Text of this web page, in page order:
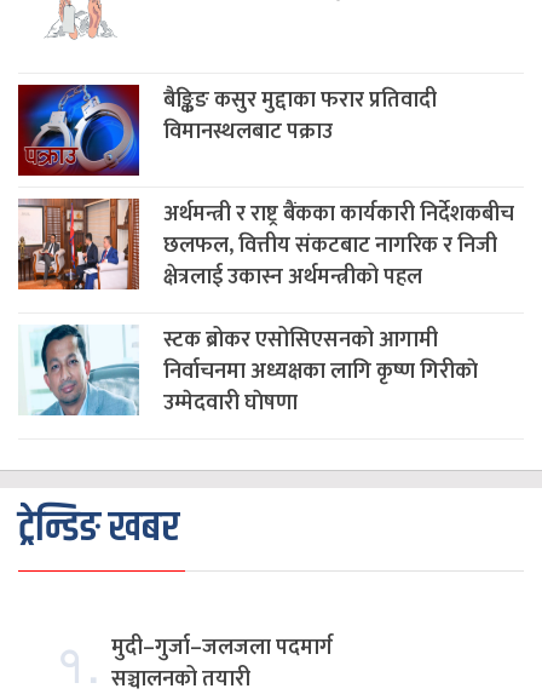
बैङ्किङ कसुर मुद्दाका फरार प्रतिवादी
विमानस्थलबाट पक्राउ
अर्थमन्त्री र राष्ट्र बैंकका कार्यकारी निर्देशकबीच
छलफल, वित्तीय संकटबाट नागरिक र निजी
क्षेत्रलाई उकास्न अर्थमन्त्रीको पहल
स्टक ब्रोकर एसोसिएसनको आगामी
निर्वाचनमा अध्यक्षका लागि कृष्ण गिरीकाे
उम्मेदवारी घाेषणा
ट्रेन्डिङ खबर
१. मुदी–गुर्जा–जलजला पदमार्ग
सञ्चालनको तयारी